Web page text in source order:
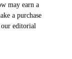
may earn a
a purchase
editorial